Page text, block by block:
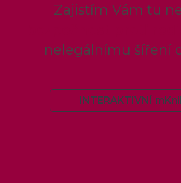
Zajistím Vám tu
nelegálnímu šíření
INTERAKTIVNÍ